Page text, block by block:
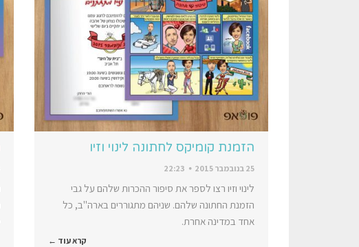
הזמנת קומיקס לחתונה לינוי וזיו
25 בנובמבר 2015 22:23
לינוי וזיו רצו לספר את סיפור ההכרות שלהם על גבי
הזמנת החתונה שלהם. שניהם מתגוררים בארה"ב, כל
אחד במדינה אחרת.
קרא עוד ←